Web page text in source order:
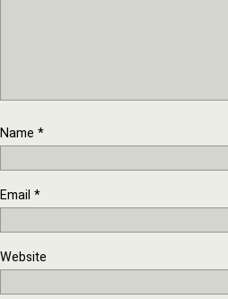
Name *
Email *
Website